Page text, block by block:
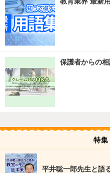
保護者からの
特集
平井聡一郎先生と語